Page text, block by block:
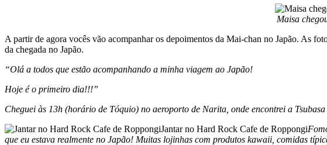
Maisa
A partir de agora vocês vão acompanhar os depoimentos da Mai-chan no Japão. As
da chegada no Japão.
“Olá a todos que estão acompanhando a minha viagem ao Japão!
Hoje é o primeiro dia!!!”
Cheguei às 13h (horário de Tóquio) no aeroporto de Narita, onde encontrei a
Jantar no Hard Rock Cafe de Roppongi
que eu estava realmente no Japão! Muitas lojinhas com produtos kawaii, comidas